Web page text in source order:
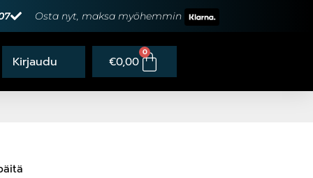
Osta nyt, maksa myöhemmin
€0,00
0